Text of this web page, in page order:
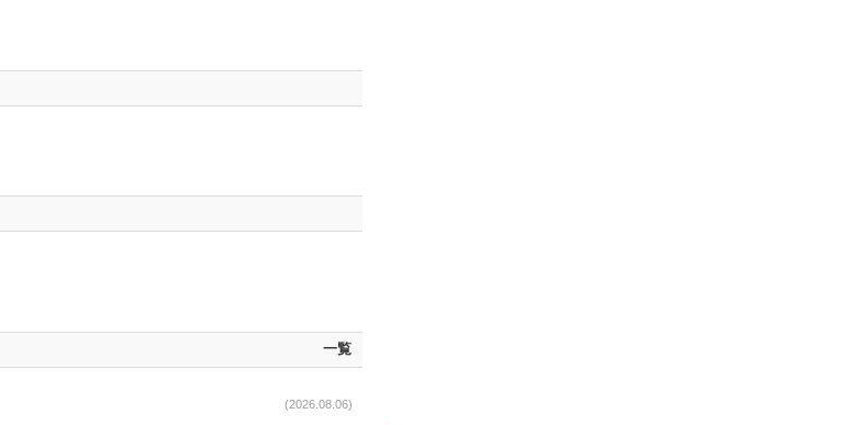
一覧
(2026.08.06)